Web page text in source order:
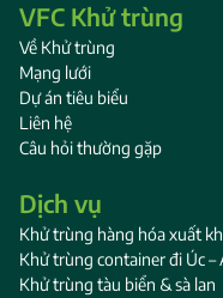
VFC Khử trùng
Về Khử trùng
Mạng lưới
Dự án tiêu biểu
Liên hệ
Câu hỏi thường gặp
Dịch vụ
Khử trùng hàng hóa xuất
Khử trùng container đi Úc –
Khử trùng tàu biển & sà lan